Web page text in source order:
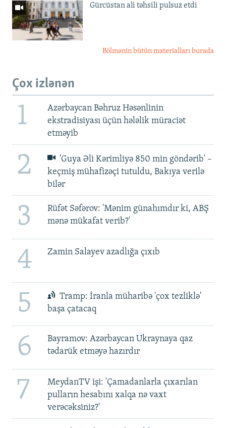
Gürcüstan ali təhsili pulsuz etdi
Bölmənin bütün materialları burada
Çox izlənən
1
Azərbaycan Bəhruz Həsənlinin
ekstradisiyası üçün hələlik müraciət
etməyib
2
'Guya Əli Kərimliyə 850 min göndərib' –
keçmiş mühafizəçi tutuldu, Bakıya verilə
bilər
3
Rüfət Səfərov: 'Mənim günahımdır ki, ABŞ
mənə mükafat verib?'
4 Zamin Salayev azadlığa çıxıb
5
Tramp: İranla müharibə 'çox tezliklə'
başa çatacaq
6
Bayramov: Azərbaycan Ukraynaya qaz
tədarük etməyə hazırdır
7
MeydanTV işi: 'Çamadanlarla çıxarılan
pulların hesabını xalqa nə vaxt
verəcəksiniz?'